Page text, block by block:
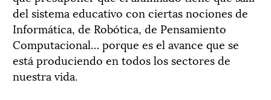
del sistema educativo con ciertas nociones de
Informática, de Robótica, de Pensamiento
Computacional… porque es el avance que se
está produciendo en todos los sectores de
nuestra vida.